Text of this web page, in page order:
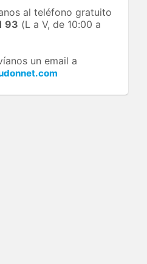
al teléfono gratuito
93 (L a V, de 10:00 a
un email a